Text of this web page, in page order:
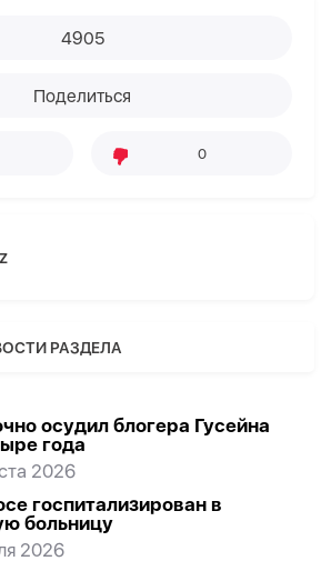
4905
Поделиться
0
РАЗДЕЛА
осудил блогера Гусейна
года
2026
госпитализирован в
больницу
2026